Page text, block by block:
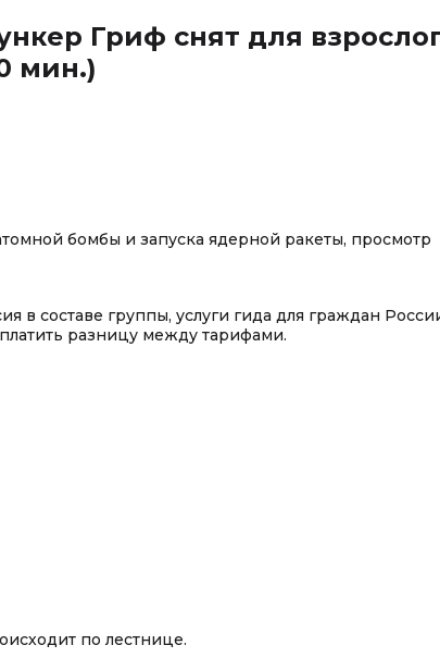
Гриф снят для
мин.)
бомбы и запуска ядерной ракеты, просмотр
в составе группы, услуги гида для граждан
разницу между тарифами.
по лестнице.